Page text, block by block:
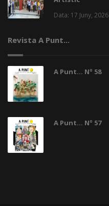
Data: 17 Juny, 2026
Revista A Punt...
A Punt... Nº 58
A Punt... Nº 57